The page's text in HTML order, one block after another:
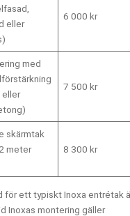
eller
6 000 kr
med
7 500 kr
skärmtak
meter
8 300 kr
för ett typiskt Inoxa entrétak
Inoxas montering gäller